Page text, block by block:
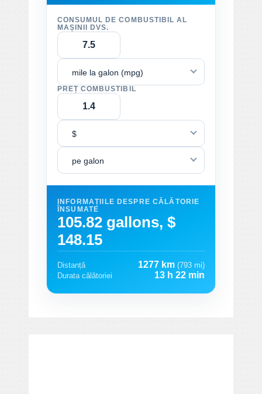
CONSUMUL DE COMBUSTIBIL AL
MAȘINII DVS.
mile la galon (mpg)
PREȚ COMBUSTIBIL
$
pe galon
INFORMAȚIILE DESPRE CĂLĂTORIE
ÎNSUMATE
105.82 gallons, $
148.15
Distanță 1277 km (793 mi)
Durata călătoriei
13 h 22 min